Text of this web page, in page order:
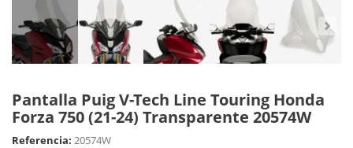
Pantalla Puig V-Tech Line Touring Honda
Forza 750 (21-24) Transparente 20574W
Referencia: 20574W